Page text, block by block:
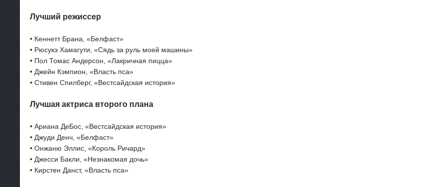
Лучший режиссер
• Кеннетт Брана, «Белфаст»
• Рюсукэ Хамагути, «Сядь за руль моей машины»
• Пол Томас Андерсон, «Лакричная пицца»
• Джейн Кэмпион, «Власть пса»
• Стивен Спилберг, «Вестсайдская история»
Лучшая актриса второго плана
• Ариана ДеБос, «Вестсайдская история»
• Джуди Денч, «Белфаст»
• Онжаню Эллис, «Король Ричард»
• Джесси Бакли, «Незнакомая дочь»
• Кирстен Данст, «Власть пса»